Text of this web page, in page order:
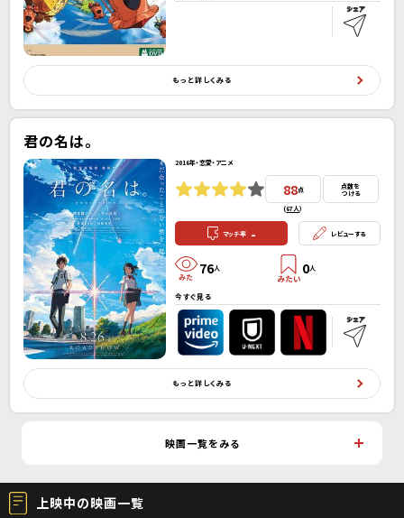
もっと詳しくみる
君の名は。
2016年・恋愛・アニメ
88点
(67人）
点数を
つける
マッチ率 - レビューする
76人 0人
今すぐ見る
もっと詳しくみる
映画一覧をみる
上映中の映画一覧